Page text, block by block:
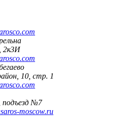
2к3И
10, стр. 1
подъезд №7
moscow.ru